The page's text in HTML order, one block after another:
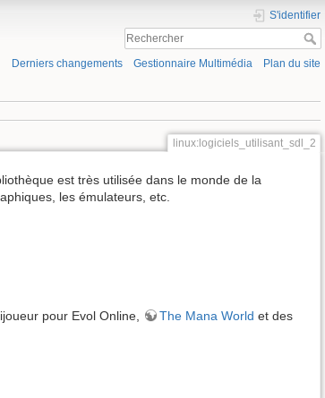
S'identifier
Derniers changements Gestionnaire Multimédia Plan du site
linux:logiciels_utilisant_sdl_2
est très utilisée dans le monde de la
les émulateurs, etc.
pour Evol Online, The Mana World et des